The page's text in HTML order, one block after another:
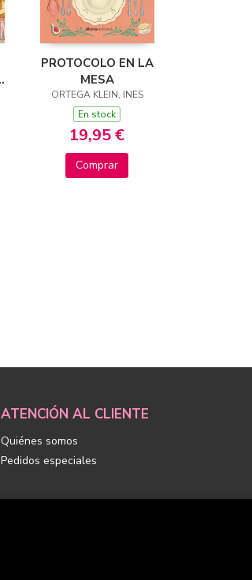
PROTOCOLO EN LA
MESA
ORTEGA KLEIN, INES
En stock
19,95 €
Comprar
ATENCIÓN AL CLIENTE
Quiénes somos
Pedidos especiales